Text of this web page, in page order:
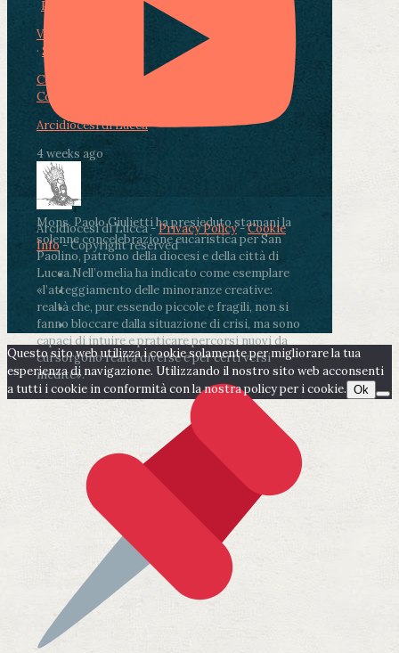
Photo
View on Facebook
· Share
Condividi su Facebook
Condividi su LinkedIn
Arcidiocesi di Lucca
4 weeks ago
Mons. Paolo Giulietti ha presieduto stamani la
solenne concelebrazione eucaristica per San
Paolino, patrono della diocesi e della città di
Lucca.Nell’omelia ha indicato come esemplare
«l’atteggiamento delle minoranze creative:
realtà che, pur essendo piccole e fragili, non si
fanno bloccare dalla situazione di crisi, ma sono
capaci di intuire e praticare percorsi nuovi da
cui sorgono realtà diverse e per certi versi
inedite».
Arcidiocesi di Lucca -Privacy Policy-Cookie
Info- Copyright reserved
Questo sito web utilizza i cookie solamente per migliorare la tua
esperienza di navigazione. Utilizzando il nostro sito web acconsenti
a tutti i cookie in conformità con la nostra policy per i cookie. Ok